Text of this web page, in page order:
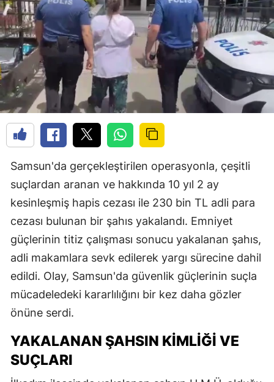
Samsun'da gerçekleştirilen operasyonla, çeşitli
suçlardan aranan ve hakkında 10 yıl 2 ay
kesinleşmiş hapis cezası ile 230 bin TL adli para
cezası bulunan bir şahıs yakalandı. Emniyet
güçlerinin titiz çalışması sonucu yakalanan şahıs,
adli makamlara sevk edilerek yargı sürecine dahil
edildi. Olay, Samsun'da güvenlik güçlerinin suçla
mücadeledeki kararlılığını bir kez daha gözler
önüne serdi.
YAKALANAN ŞAHSIN KIMLIĞI VE
SUÇLARI